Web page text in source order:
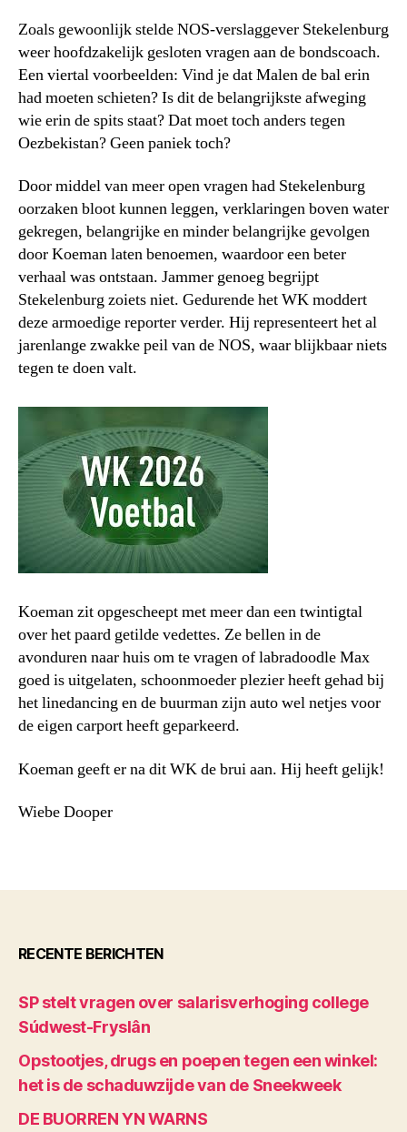
Zoals gewoonlijk stelde NOS-verslaggever Stekelenburg
weer hoofdzakelijk gesloten vragen aan de bondscoach.
Een viertal voorbeelden: Vind je dat Malen de bal erin
had moeten schieten? Is dit de belangrijkste afweging
wie erin de spits staat? Dat moet toch anders tegen
Oezbekistan? Geen paniek toch?
Door middel van meer open vragen had Stekelenburg
oorzaken bloot kunnen leggen, verklaringen boven water
gekregen, belangrijke en minder belangrijke gevolgen
door Koeman laten benoemen, waardoor een beter
verhaal was ontstaan. Jammer genoeg begrijpt
Stekelenburg zoiets niet. Gedurende het WK moddert
deze armoedige reporter verder. Hij representeert het al
jarenlange zwakke peil van de NOS, waar blijkbaar niets
tegen te doen valt.
Koeman zit opgescheept met meer dan een twintigtal
over het paard getilde vedettes. Ze bellen in de
avonduren naar huis om te vragen of labradoodle Max
goed is uitgelaten, schoonmoeder plezier heeft gehad bij
het linedancing en de buurman zijn auto wel netjes voor
de eigen carport heeft geparkeerd.
Koeman geeft er na dit WK de brui aan. Hij heeft gelijk!
Wiebe Dooper
RECENTE BERICHTEN
SP stelt vragen over salarisverhoging college
Súdwest-Fryslân
Opstootjes, drugs en poepen tegen een winkel:
het is de schaduwzijde van de Sneekweek
DE BUORREN YN WARNS